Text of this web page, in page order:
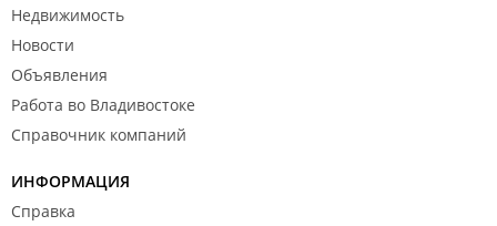
Недвижимость
Новости
Объявления
Работа во Владивостоке
Справочник компаний
ИНФОРМАЦИЯ
Справка